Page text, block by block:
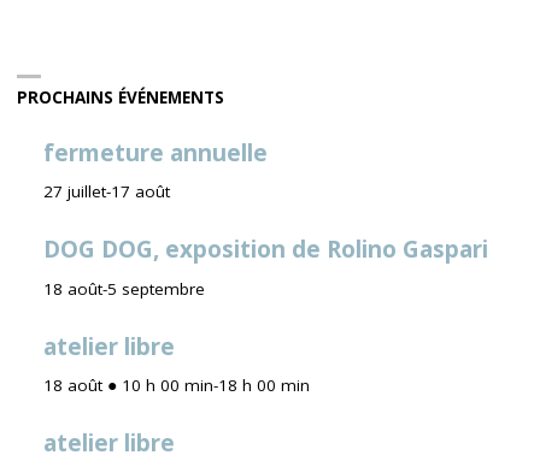
PROCHAINS ÉVÉNEMENTS
fermeture annuelle
27 juillet-17 août
DOG DOG, exposition de Rolino Gaspari
18 août-5 septembre
atelier libre
18 août ● 10 h 00 min-18 h 00 min
atelier libre